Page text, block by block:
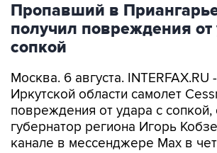
Пропавший в
получил повреждения от
сопкой
Москва. 6 августа.
Иркутской области самолет
повреждения от удара с
губернатор региона Игорь
канале в мессенджере Мах в